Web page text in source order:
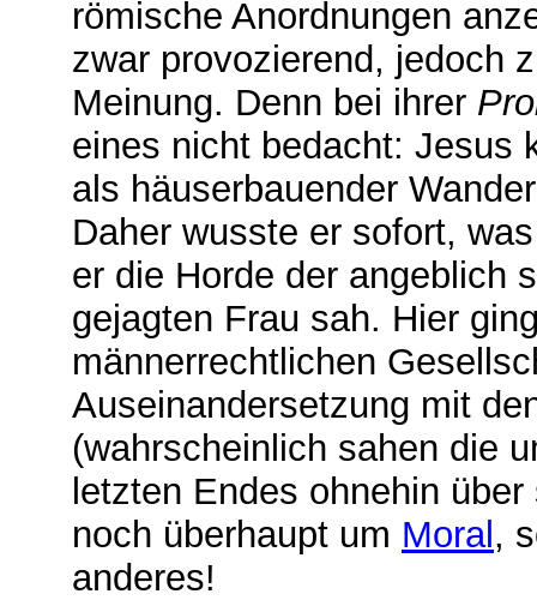
römische Anordnungen
zwar provozierend, jedoch
Meinung. Denn bei ihrer
eines nicht bedacht: Jesus
als häuserbauender
Daher wusste er sofort,
er die Horde der angeblich
gejagten Frau sah. Hier
männerrechtlichen
Auseinandersetzung mit
(wahrscheinlich sahen die
letzten Endes ohnehin
noch überhaupt um Moral ,
anderes!